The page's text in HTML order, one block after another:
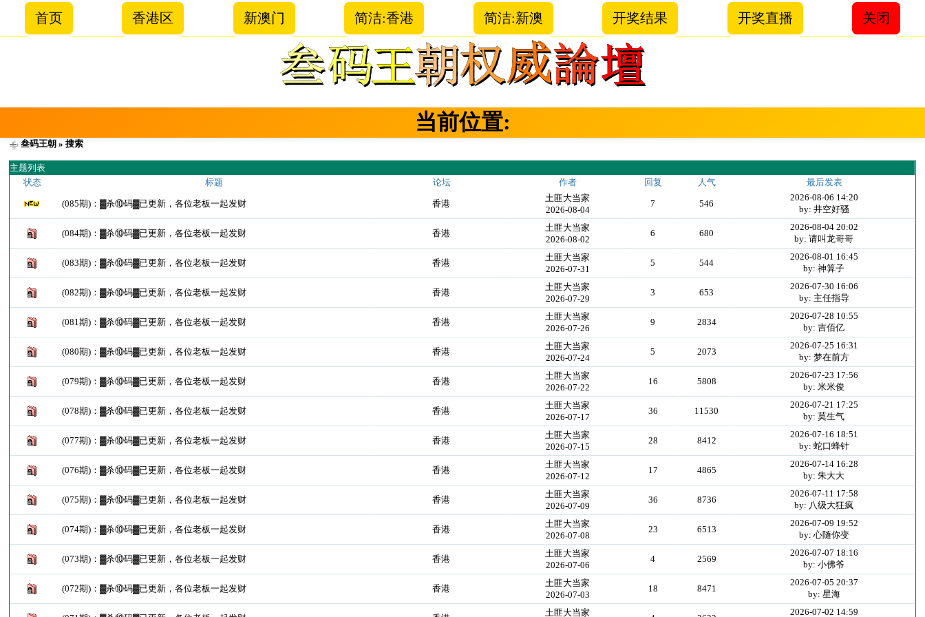
首页 香港区 新澳门 简洁:香港 简洁:新澳 开奖结果 开奖直播 关闭
当前位置:
叁码王朝 » 搜索
主题列表
状态
标题 论坛 作者 回复 人气 最后发表
(085期)：▓杀⑩码▓已更新，各位老板一起发财 香港
土匪大当家
2026-08-04
7 546
2026-08-06 14:20
by: 井空好骚
(084期)：▓杀⑩码▓已更新，各位老板一起发财 香港
土匪大当家
2026-08-02
6 680
2026-08-04 20:02
by: 请叫龙哥哥
(083期)：▓杀⑩码▓已更新，各位老板一起发财 香港
土匪大当家
2026-07-31
5 544
2026-08-01 16:45
by: 神算子
(082期)：▓杀⑩码▓已更新，各位老板一起发财 香港
土匪大当家
2026-07-29
3 653
2026-07-30 16:06
by: 主任指导
(081期)：▓杀⑩码▓已更新，各位老板一起发财 香港
土匪大当家
2026-07-26
9 2834
2026-07-28 10:55
by: 吉佰亿
(080期)：▓杀⑩码▓已更新，各位老板一起发财 香港
土匪大当家
2026-07-24
5 2073
2026-07-25 16:31
by: 梦在前方
(079期)：▓杀⑩码▓已更新，各位老板一起发财 香港
土匪大当家
2026-07-22
16 5808
2026-07-23 17:56
by: 米米俊
(078期)：▓杀⑩码▓已更新，各位老板一起发财 香港
土匪大当家
2026-07-17
36 11530
2026-07-21 17:25
by: 莫生气
(077期)：▓杀⑩码▓已更新，各位老板一起发财 香港
土匪大当家
2026-07-15
28 8412
2026-07-16 18:51
by: 蛇口蜂针
(076期)：▓杀⑩码▓已更新，各位老板一起发财 香港
土匪大当家
2026-07-12
17 4865
2026-07-14 16:28
by: 朱大大
(075期)：▓杀⑩码▓已更新，各位老板一起发财 香港
土匪大当家
2026-07-09
36 8736
2026-07-11 17:58
by: 八级大狂疯
(074期)：▓杀⑩码▓已更新，各位老板一起发财 香港
土匪大当家
2026-07-08
23 6513
2026-07-09 19:52
by: 心随你变
(073期)：▓杀⑩码▓已更新，各位老板一起发财 香港
土匪大当家
2026-07-06
4 2569
2026-07-07 18:16
by: 小佛爷
(072期)：▓杀⑩码▓已更新，各位老板一起发财 香港
土匪大当家
2026-07-03
18 8471
2026-07-05 20:37
by: 星海
土匪大当家 2026-07-02 14:59